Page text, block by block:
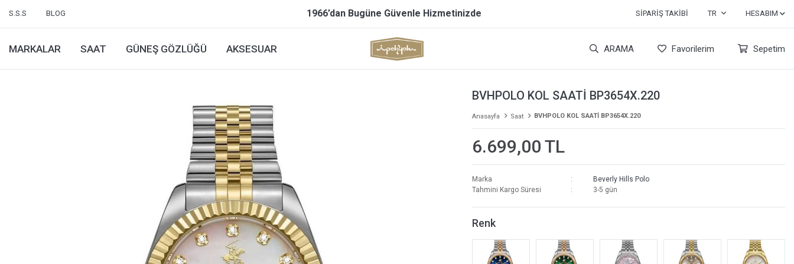
S.S.S BLOG 1966’dan Bugüne Güvenle Hizmetinizde SIPARIŞ TAKIBI TR HESABIM
MARKALAR SAAT GÜNEŞ GÖZLÜĞÜ AKSESUAR ARAMA Favorilerim Sepetim
BVHPOLO KOL SAATİ BP3654X.220
Anasayfa Saat BVHPOLO KOL SAATİ BP3654X.220
6.699,00 TL
Marka
Beverly Hills Polo
Tahmini Kargo Süresi
3-5 gün
Renk